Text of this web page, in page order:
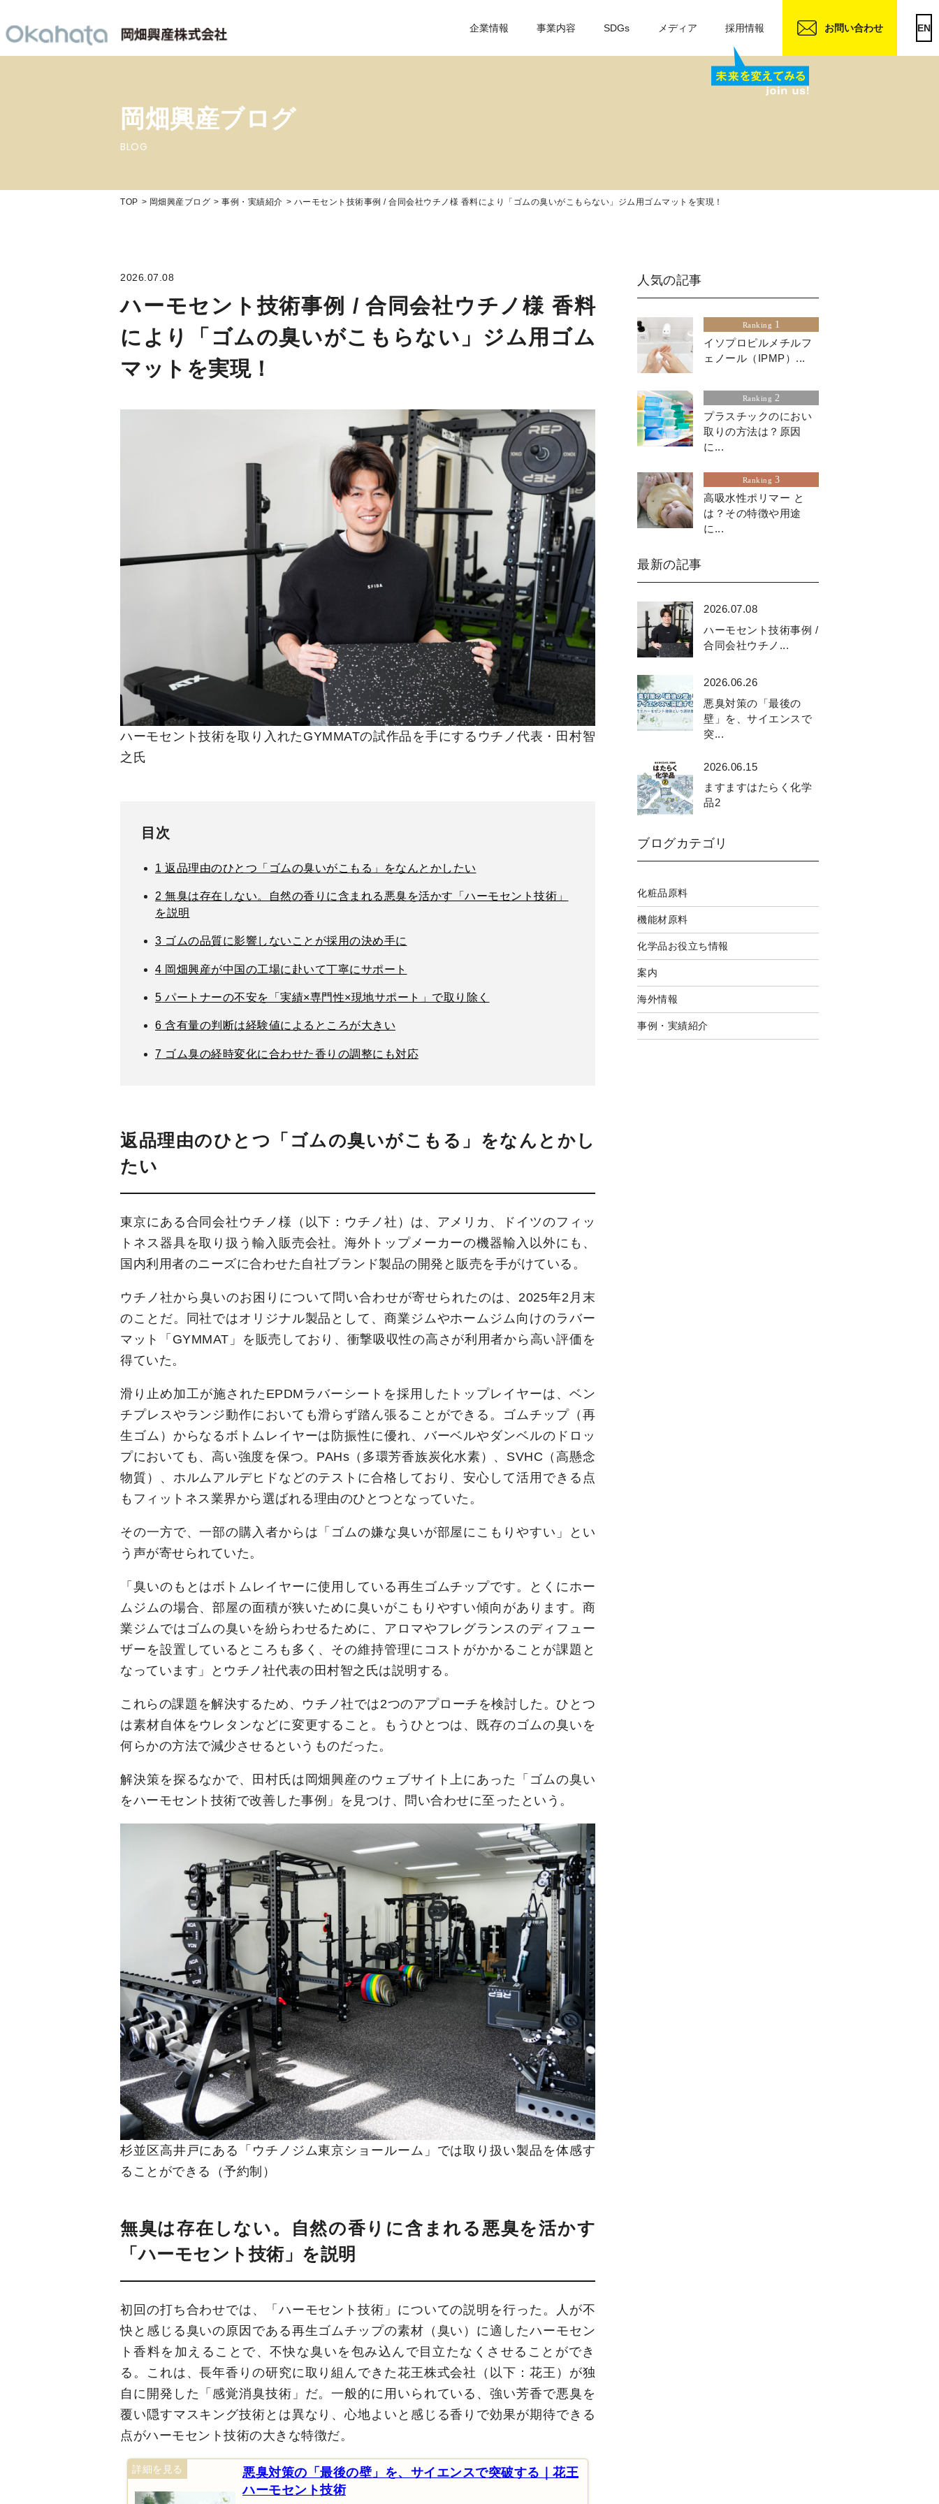
EN
企業情報 事業内容 SDGs メディア 採用情報 お問い合わせ
岡畑興産ブログ
BLOG
TOP 岡畑興産ブログ 事例・実績紹介 ハーモセント技術事例 / 合同会社ウチノ様 香料により「ゴムの臭いがこもらない」ジム用ゴムマットを実現！
2026.07.08
ハーモセント技術事例 / 合同会社ウチノ様 香料
により「ゴムの臭いがこもらない」ジム用ゴム
マットを実現！
ハーモセント技術を取り入れたGYMMATの試作品を手にするウチノ代表・田村智
之氏
目次
1 返品理由のひとつ「ゴムの臭いがこもる」をなんとかしたい
2 無臭は存在しない。自然の香りに含まれる悪臭を活かす「ハーモセント技術」
を説明
3 ゴムの品質に影響しないことが採用の決め手に
4 岡畑興産が中国の工場に赴いて丁寧にサポート
5 パートナーの不安を「実績×専門性×現地サポート」で取り除く
6 含有量の判断は経験値によるところが大きい
7 ゴム臭の経時変化に合わせた香りの調整にも対応
返品理由のひとつ「ゴムの臭いがこもる」をなんとかし
たい
東京にある合同会社ウチノ様（以下：ウチノ社）は、アメリカ、ドイツのフィッ
トネス器具を取り扱う輸入販売会社。海外トップメーカーの機器輸入以外にも、
国内利用者のニーズに合わせた自社ブランド製品の開発と販売を手がけている。
ウチノ社から臭いのお困りについて問い合わせが寄せられたのは、2025年2月末
のことだ。同社ではオリジナル製品として、商業ジムやホームジム向けのラバー
マット「GYMMAT」を販売しており、衝撃吸収性の高さが利用者から高い評価を
得ていた。
滑り止め加工が施されたEPDMラバーシートを採用したトップレイヤーは、ベン
チプレスやランジ動作においても滑らず踏ん張ることができる。ゴムチップ（再
生ゴム）からなるボトムレイヤーは防振性に優れ、バーベルやダンベルのドロッ
プにおいても、高い強度を保つ。PAHs（多環芳香族炭化水素）、SVHC（高懸念
物質）、ホルムアルデヒドなどのテストに合格しており、安心して活用できる点
もフィットネス業界から選ばれる理由のひとつとなっていた。
その一方で、一部の購入者からは「ゴムの嫌な臭いが部屋にこもりやすい」とい
う声が寄せられていた。
「臭いのもとはボトムレイヤーに使用している再生ゴムチップです。とくにホー
ムジムの場合、部屋の面積が狭いために臭いがこもりやすい傾向があります。商
業ジムではゴムの臭いを紛らわせるために、アロマやフレグランスのディフュー
ザーを設置しているところも多く、その維持管理にコストがかかることが課題と
なっています」とウチノ社代表の田村智之氏は説明する。
これらの課題を解決するため、ウチノ社では2つのアプローチを検討した。ひとつ
は素材自体をウレタンなどに変更すること。もうひとつは、既存のゴムの臭いを
何らかの方法で減少させるというものだった。
解決策を探るなかで、田村氏は岡畑興産のウェブサイト上にあった「ゴムの臭い
をハーモセント技術で改善した事例」を見つけ、問い合わせに至ったという。
杉並区高井戸にある「ウチノジム東京ショールーム」では取り扱い製品を体感す
ることができる（予約制）
無臭は存在しない。自然の香りに含まれる悪臭を活かす
「ハーモセント技術」を説明
初回の打ち合わせでは、「ハーモセント技術」についての説明を行った。人が不
快と感じる臭いの原因である再生ゴムチップの素材（臭い）に適したハーモセン
ト香料を加えることで、不快な臭いを包み込んで目立たなくさせることができ
る。これは、長年香りの研究に取り組んできた花王株式会社（以下：花王）が独
自に開発した「感覚消臭技術」だ。一般的に用いられている、強い芳香で悪臭を
覆い隠すマスキング技術とは異なり、心地よいと感じる香りで効果が期待できる
点がハーモセント技術の大きな特徴だ。
悪臭対策の「最後の壁」を、サイエンスで突破する｜花王
ハーモセント技術
人気の記事
Ranking 1
イソプロピルメチルフ
ェノール（IPMP）...
Ranking 2
プラスチックのにおい
取りの方法は？原因
に...
Ranking 3
高吸水性ポリマー と
は？その特徴や用途
に...
最新の記事
2026.07.08
ハーモセント技術事例 /
合同会社ウチノ...
2026.06.26
悪臭対策の「最後の
壁」を、サイエンスで
突...
2026.06.15
ますますはたらく化学
品2
ブログカテゴリ
化粧品原料
機能材原料
化学品お役立ち情報
案内
海外情報
事例・実績紹介